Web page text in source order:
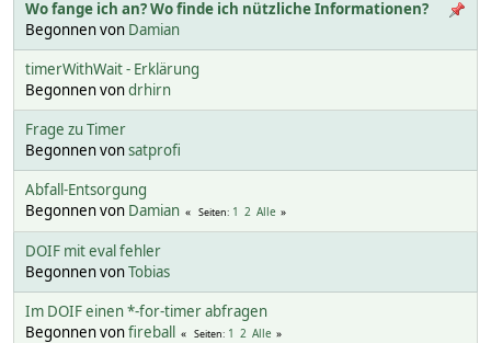
Wo fange ich an? Wo finde ich nützliche Informationen?
Begonnen von Damian
timerWithWait - Erklärung
Begonnen vondrhirn
Frage zu Timer
Begonnen vonsatprofi
Abfall-Entsorgung
Begonnen von Damian Seiten 1 2 Alle
DOIF mit eval fehler
Begonnen vonTobias
Im DOIF einen *-for-timer abfragen
Begonnen vonfireball Seiten 1 2 Alle